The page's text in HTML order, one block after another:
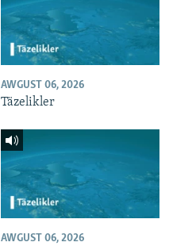
AWGUST 06, 2026
Täzelikler
AWGUST 06, 2026